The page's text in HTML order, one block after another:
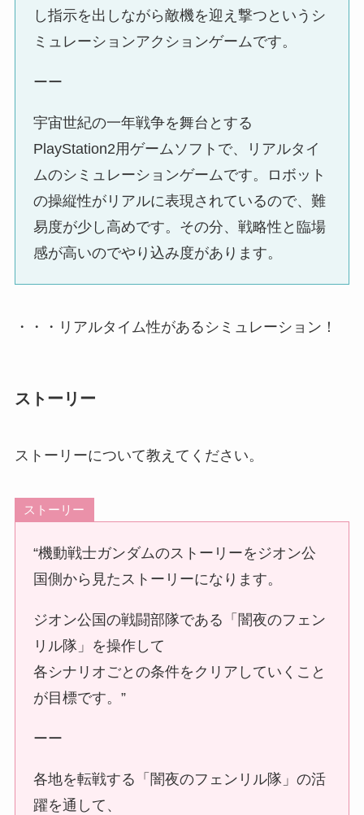
し指示を出しながら敵機を迎え撃つというシ
ミュレーションアクションゲームです。
ーー
宇宙世紀の一年戦争を舞台とする
PlayStation2用ゲームソフトで、リアルタイ
ムのシミュレーションゲームです。ロボット
の操縦性がリアルに表現されているので、難
易度が少し高めです。その分、戦略性と臨場
感が高いのでやり込み度があります。
・・・リアルタイム性があるシミュレーション！
ストーリー
ストーリーについて教えてください。
ストーリー
“機動戦士ガンダムのストーリーをジオン公
国側から見たストーリーになります。
ジオン公国の戦闘部隊である「闇夜のフェン
リル隊」を操作して
各シナリオごとの条件をクリアしていくこと
が目標です。”
ーー
各地を転戦する「闇夜のフェンリル隊」の活
躍を通して、